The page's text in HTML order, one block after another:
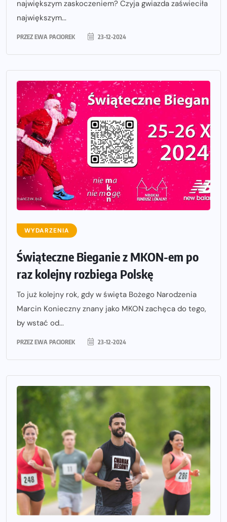
największym zaskoczeniem? Czyja gwiazda zaświeciła
największym...
PRZEZ EWA PACIOREK 23-12-2024
WYDARZENIA
Świąteczne Bieganie z MKON-em po
raz kolejny rozbiega Polskę
To już kolejny rok, gdy w święta Bożego Narodzenia
Marcin Konieczny znany jako MKON zachęca do tego,
by wstać od...
PRZEZ EWA PACIOREK 23-12-2024